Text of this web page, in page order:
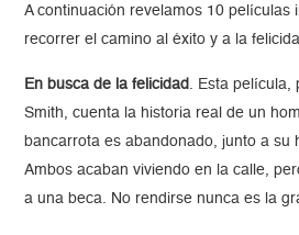
A continuación revelamos 10 películas
recorrer el camino al éxito y a la
En busca de la felicidad . Esta película,
Smith, cuenta la historia real de un
bancarrota es abandonado, junto a su
Ambos acaban viviendo en la calle,
a una beca. No rendirse nunca es la